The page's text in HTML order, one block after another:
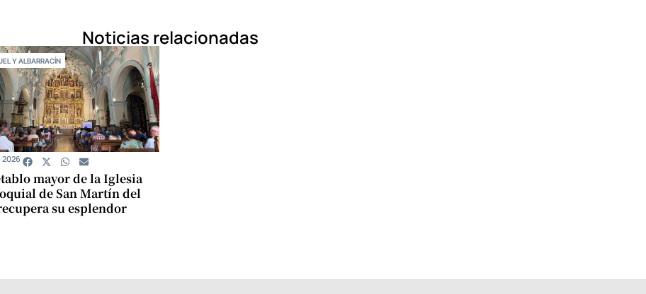
Noticias relacionadas
Y ALBARRACÍN
mayor de la Iglesia
de San Martín del
su esplendor
2026